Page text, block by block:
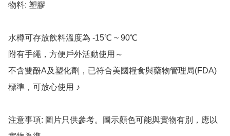
物料: 塑膠
水樽可存放飲料溫度為 -15℃ ~ 90℃
附有手繩，方便戶外活動使用～
不含雙酚A及塑化劑，已符合美國糧食與藥物管理局(FDA)
標準，可放心使用 ♪
注意事項: 圖片只供參考。圖示顏色可能與實物有別，應以